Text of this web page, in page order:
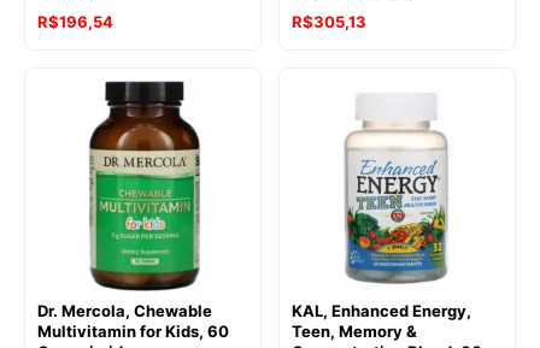
R$196,54
R$305,13
Dr. Mercola, Chewable
Multivitamin for Kids, 60
KAL, Enhanced Energy,
Teen, Memory &